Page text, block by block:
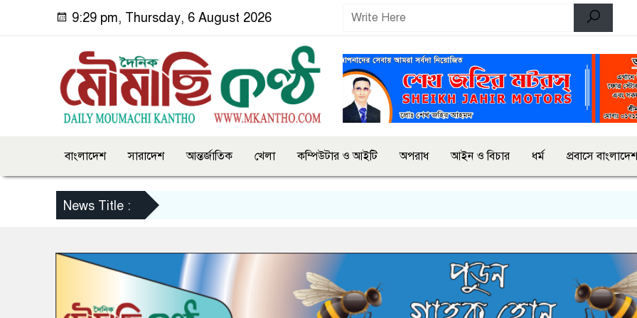
9:29 pm, Thursday, 6 August 2026
বাংলাদেশ সারাদেশ আন্তর্জাতিক খেলা কম্পিউটার ও আইটি অপরাধ আইন ও বিচার ধর্ম প্রবাসে বাংলাদেশ
News Title :